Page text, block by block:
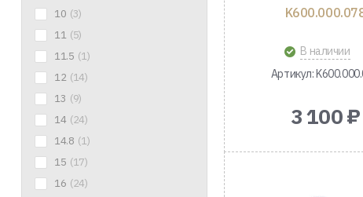
10 (3)
11 (5)
11.5 (1)
12 (14)
13 (9)
14 (24)
14.8 (1)
15 (17)
16 (24)
В наличии
Артикул:
3 100 ₽